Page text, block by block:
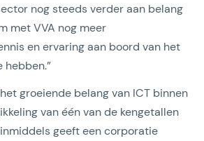
nog steeds verder aan belang
met VVA nog meer
en ervaring aan boord van het
groeiende belang van ICT binnen
van één van de kengetallen
geeft een corporatie